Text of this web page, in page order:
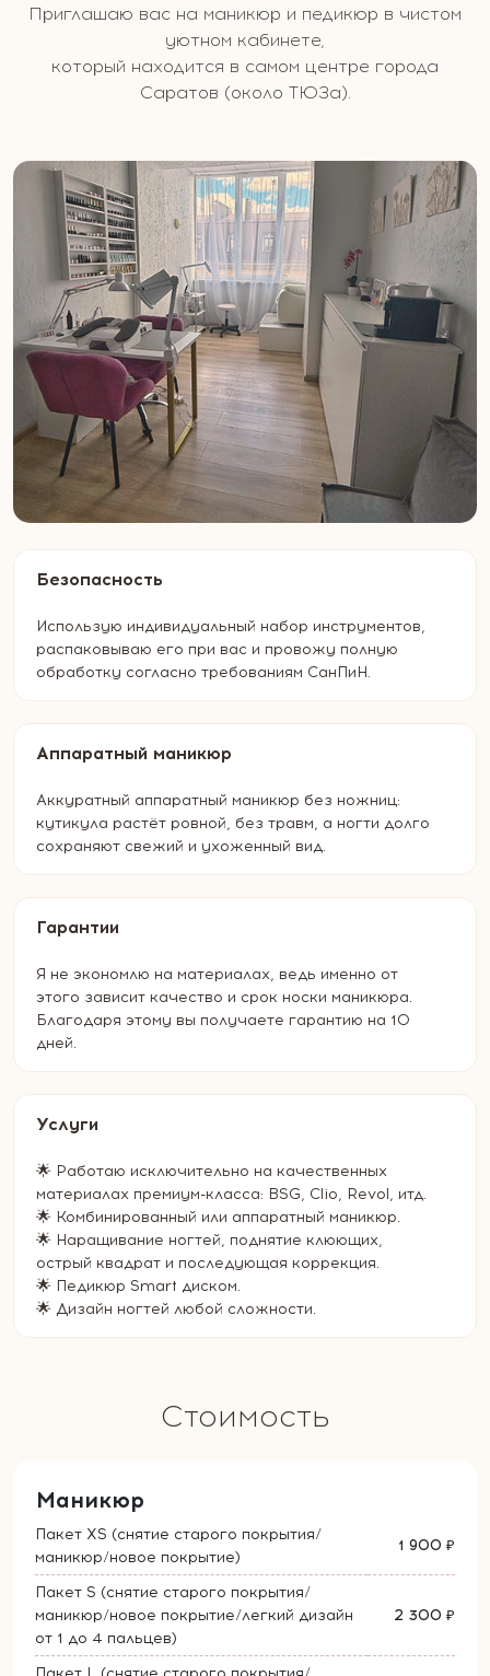
Приглашаю вас на маникюр и педикюр в чистом
уютном кабинете,
который находится в самом центре города
Саратов (около ТЮЗа).
Безопасность
Использую индивидуальный набор инструментов,
распаковываю его при вас и провожу полную
обработку согласно требованиям СанПиН.
Аппаратный маникюр
Аккуратный аппаратный маникюр без ножниц:
кутикула растёт ровной, без травм, а ногти долго
сохраняют свежий и ухоженный вид.
Гарантии
Я не экономлю на материалах, ведь именно от
этого зависит качество и срок носки маникюра.
Благодаря этому вы получаете гарантию на 10
дней.
Услуги
🌟 Рaбoтаю иcключитeльно на качeственных
мaтериалаx пpемиум-клacсa: BSG, Сlio, Revol, итд.
🌟 Комбинированный или аппаратный маникюр.
🌟 Наращивание ногтей, поднятие клюющих,
острый квадрат и последующая коррекция.
🌟 Педикюр Smart диском.
🌟 Дизайн ногтей любой сложности.
Стоимость
Маникюр
Пакет XS (снятие старого покрытия/
маникюр/новое покрытие)
1 900 ₽
Пакет S (снятие старого покрытия/
маникюр/новое покрытие/легкий дизайн
от 1 до 4 пальцев)
2 300 ₽